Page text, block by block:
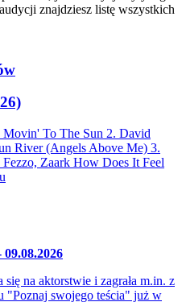
znajdziesz listę wszystkich
Movin' To The Sun 2. David
River (Angels Above Me) 3.
Zaark How Does It Feel
na aktorstwie i zagrała m.in. z
"Poznaj swojego teścia" już w